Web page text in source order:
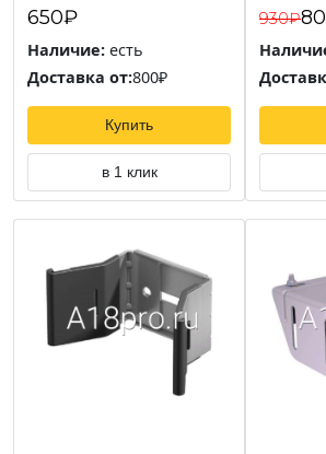
650₽
Наличие: есть
Доставка от:800₽
Купить
в 1 клик
930₽